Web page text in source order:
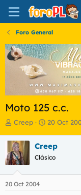
Foro General
Moto 125 c.c.
I
i
c
i
a
d
o
Creep
F
h
a
e
20 Oct
Creep
Clásico
20 Oct 2004